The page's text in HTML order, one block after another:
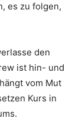
es zu folgen,
den
ist hin- und
vom Mut
Kurs in